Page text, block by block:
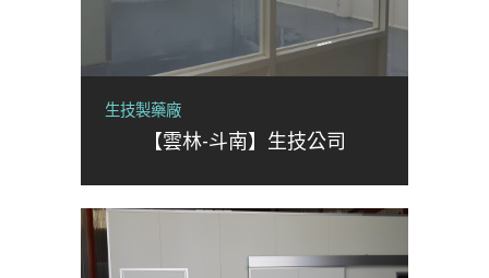
生技製藥廠
【雲林-斗南】生技公司